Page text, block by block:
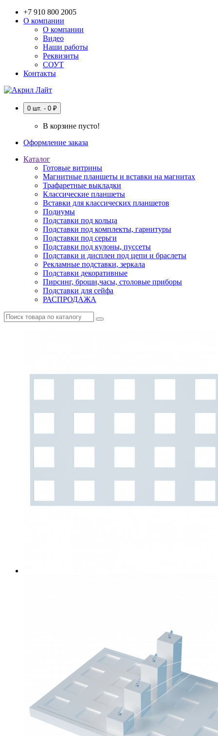
+7 910 800 2005
О компании
О компании
Видео
Наши работы
Реквизиты
СОУТ
Контакты
0 шт. - 0 ₽
В корзине пусто!
Оформление заказа
Каталог
Готовые витрины
Магнитные планшеты и вставки на магнитах
Трафаретные выкладки
Классические планшеты
Вставки для классических планшетов
Подиумы
Подставки под кольца
Подставки под комплекты, гарнитуры
Подставки под серьги
Подставки под кулоны, пуссеты
Подставки и дисплеи под цепи и браслеты
Рекламные подставки, зеркала
Подставки декоративные
Пирсинг, броши,часы, столовые приборы
Подставки для сейфа
РАСПРОДАЖА